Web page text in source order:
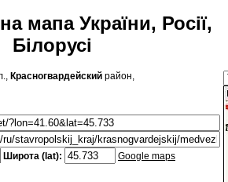
мапа України, Росії,
Білорусі
Красногвардейский район,
Широта (lat): Google maps